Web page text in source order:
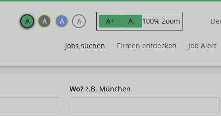
A A A A A+ A- 100% Zoom
Jobs suchen Firmen entdecken Job Alert
Wo? z.B. München